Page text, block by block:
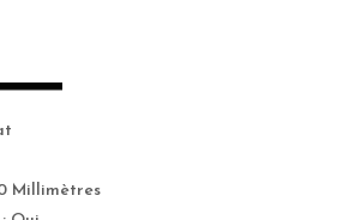
Millimètres